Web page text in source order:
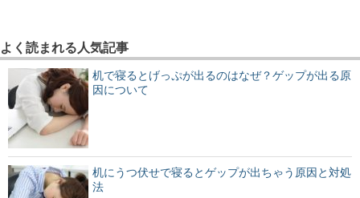
よく読まれる人気記事
机で寝るとげっぷが出るのはなぜ？ゲップが出る原
因について
机にうつ伏せで寝るとゲップが出ちゃう原因と対処
法